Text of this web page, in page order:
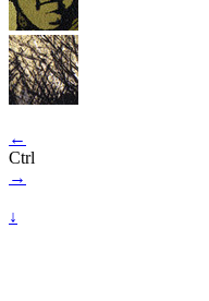
←
Ctrl
→
↓